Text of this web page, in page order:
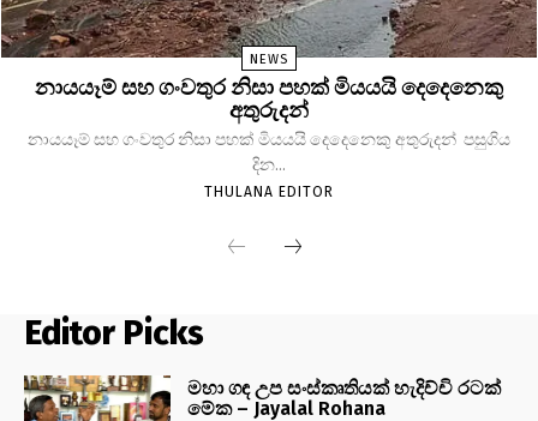
NEWS
නායයෑම් සහ ගංවතුර නිසා පහක් මියයයි දෙදෙනෙකු
අතුරුදන්
නායයෑම් සහ ගංවතුර නිසා පහක් මියයයි දෙදෙනෙකු අතුරුදන් පසුගිය
දින...
THULANA EDITOR
Editor Picks
මහා ගඳ උප සංස්කෘතියක් හැදිච්චි රටක්
මේක – Jayalal Rohana